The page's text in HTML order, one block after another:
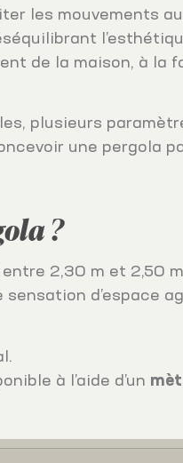
les mouvements
de la maison, à la
plusieurs
une pergola
?
2,30 m et 2,50
d’espace
à l’aide d’un